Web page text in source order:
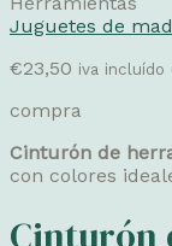
Juguetes de
€23,50 iva incluído
compra
Cinturón de
con colores
Cinturón